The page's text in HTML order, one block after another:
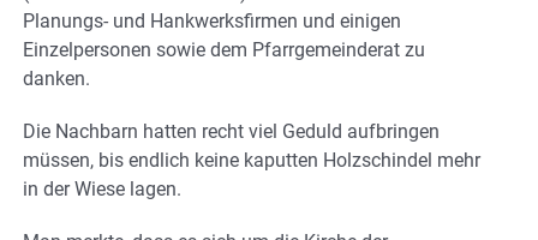
Planungs- und Hankwerksfirmen und einigen
Einzelpersonen sowie dem Pfarrgemeinderat zu
danken.
Die Nachbarn hatten recht viel Geduld aufbringen
müssen, bis endlich keine kaputten Holzschindel mehr
in der Wiese lagen.